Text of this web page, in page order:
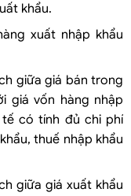
khẩu.
xuất nhập khẩu
giữa giá bán trong
giá vốn hàng nhập
có tính đủ chi phí
thuế nhập khẩu
giữa giá xuất khẩu